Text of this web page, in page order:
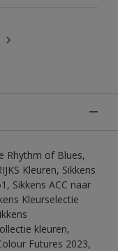
Rhythm of Blues,
Kleuren, Sikkens
Sikkens ACC naar
Kleurselectie
kleuren,
Futures 2023,